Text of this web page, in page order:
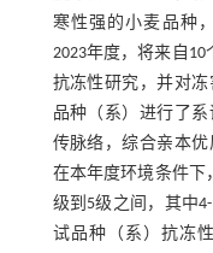
寒性强的小麦品种
2023年度，将来自
抗冻性研究，并对
品种（系）进行了
传脉络，综合亲本优
在本年度环境条件下
级到5级之间，其中
试品种（系）抗冻